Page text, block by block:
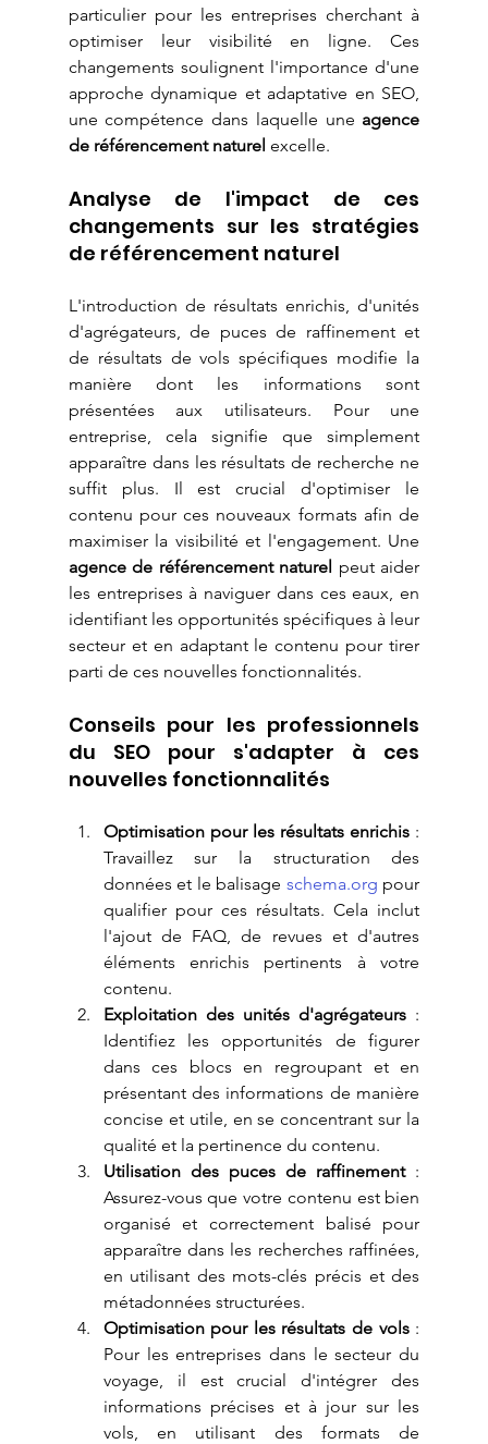
particulier pour les entreprises cherchant à
optimiser leur visibilité en ligne. Ces
changements soulignent l'importance d'une
approche dynamique et adaptative en SEO,
une compétence dans laquelle une agence
de référencement naturel excelle.
Analyse de l'impact de ces
changements sur les stratégies
de référencement naturel
L'introduction de résultats enrichis, d'unités
d'agrégateurs, de puces de raffinement et
de résultats de vols spécifiques modifie la
manière dont les informations sont
présentées aux utilisateurs. Pour une
entreprise, cela signifie que simplement
apparaître dans les résultats de recherche ne
suffit plus. Il est crucial d'optimiser le
contenu pour ces nouveaux formats afin de
agence de référencement naturel peut aider
les entreprises à naviguer dans ces eaux, en
identifiant les opportunités spécifiques à leur
secteur et en adaptant le contenu pour tirer
parti de ces nouvelles fonctionnalités.
Conseils pour les professionnels
du SEO pour s'adapter à ces
nouvelles fonctionnalités
Optimisation pour les résultats enrichis :
Travaillez sur la structuration des
données et le balisage schema.org pour
qualifier pour ces résultats. Cela inclut
l'ajout de FAQ, de revues et d'autres
éléments enrichis pertinents à votre
contenu.
Exploitation des unités d'agrégateurs :
Identifiez les opportunités de figurer
dans ces blocs en regroupant et en
présentant des informations de manière
concise et utile, en se concentrant sur la
qualité et la pertinence du contenu.
Utilisation des puces de raffinement :
Assurez-vous que votre contenu est bien
organisé et correctement balisé pour
apparaître dans les recherches raffinées,
en utilisant des mots-clés précis et des
métadonnées structurées.
Optimisation pour les résultats de vols :
Pour les entreprises dans le secteur du
voyage, il est crucial d'intégrer des
informations précises et à jour sur les
vols, en utilisant des formats de